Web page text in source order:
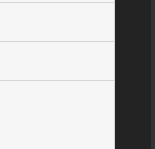
3”